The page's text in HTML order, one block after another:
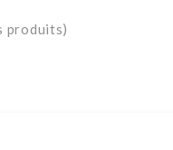
produits)